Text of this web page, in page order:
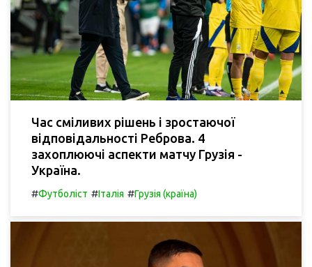
Час сміливих рішень і зростаючої
відповідальності Реброва. 4
захоплюючі аспекти матчу Грузія -
Україна.
#Футболіст #Італія #Грузія (країна)